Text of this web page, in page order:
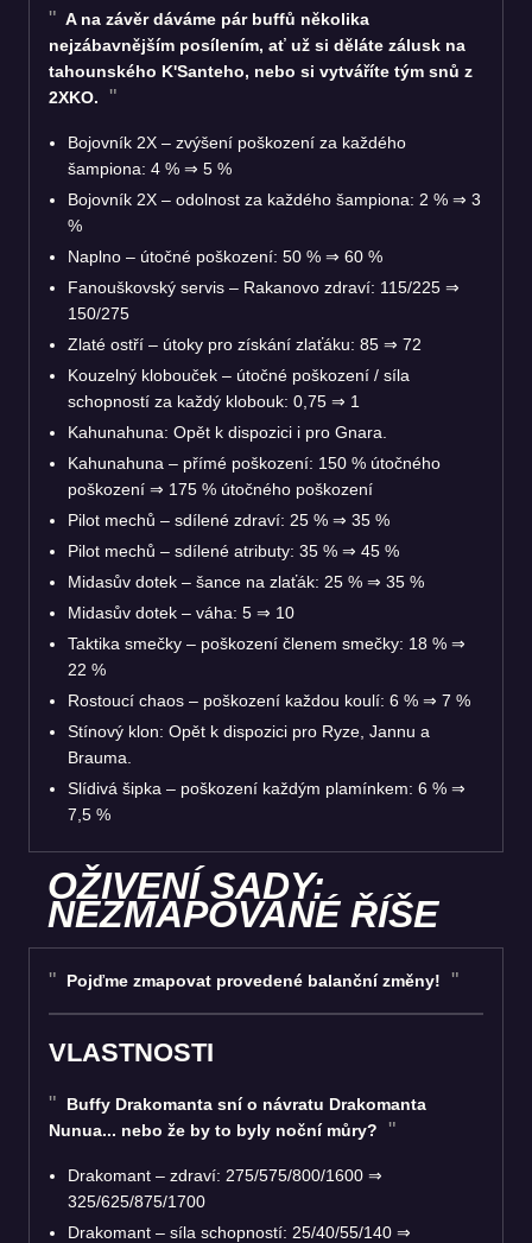
A na závěr dáváme pár buffů několika
nejzábavnějším posílením, ať už si děláte zálusk na
tahounského K'Santeho, nebo si vytváříte tým snů z
2XKO.
Bojovník 2X – zvýšení poškození za každého
šampiona: 4 % ⇒ 5 %
Bojovník 2X – odolnost za každého šampiona: 2 % ⇒ 3
%
Naplno – útočné poškození: 50 % ⇒ 60 %
Fanouškovský servis – Rakanovo zdraví: 115/225 ⇒
150/275
Zlaté ostří – útoky pro získání zlaťáku: 85 ⇒ 72
Kouzelný klobouček – útočné poškození / síla
schopností za každý klobouk: 0,75 ⇒ 1
Kahunahuna: Opět k dispozici i pro Gnara.
Kahunahuna – přímé poškození: 150 % útočného
poškození ⇒ 175 % útočného poškození
Pilot mechů – sdílené zdraví: 25 % ⇒ 35 %
Pilot mechů – sdílené atributy: 35 % ⇒ 45 %
Midasův dotek – šance na zlaťák: 25 % ⇒ 35 %
Midasův dotek – váha: 5 ⇒ 10
Taktika smečky – poškození členem smečky: 18 % ⇒
22 %
Rostoucí chaos – poškození každou koulí: 6 % ⇒ 7 %
Stínový klon: Opět k dispozici pro Ryze, Jannu a
Brauma.
Slídivá šipka – poškození každým plamínkem: 6 % ⇒
7,5 %
OŽIVENÍ SADY:
NEZMAPOVANÉ ŘÍŠE
Pojďme zmapovat provedené balanční změny!
VLASTNOSTI
Buffy Drakomanta sní o návratu Drakomanta
Nunua... nebo že by to byly noční můry?
Drakomant – zdraví: 275/575/800/1600 ⇒
325/625/875/1700
Drakomant – síla schopností: 25/40/55/140 ⇒